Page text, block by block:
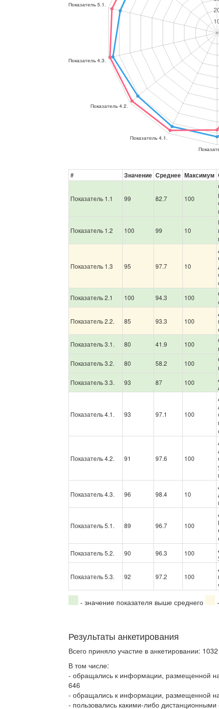
# Значение Среднее Максимум
Показатель 1.1 99 82.7 100
Показатель 1.2 100 99 10
Показатель 1.3 95 97.7 10
Показатель 2.1
100 94.3 100
Показатель 2.2. 85 93.3 100
Показатель 3.1.
80 41.9 100
Показатель 3.2.
80 58.2 100
Показатель 3.3.
93 87 100
Показатель 4.1. 93 97.1 100
Показатель 4.2. 91 97.6 100
Показатель 4.3. 96 98.4 10
Показатель 5.1. 89 96.7 100
Показатель 5.2.
90 96.3 100
Показатель 5.3. 92 97.2 100
- значение показателя выше среднего
Результаты анкетирования
Всего приняло участие в анкетировании:
В том числе:
- обращались к информации, размещенной
646
- обращались к информации, размещенной
- пользовались какими-либо